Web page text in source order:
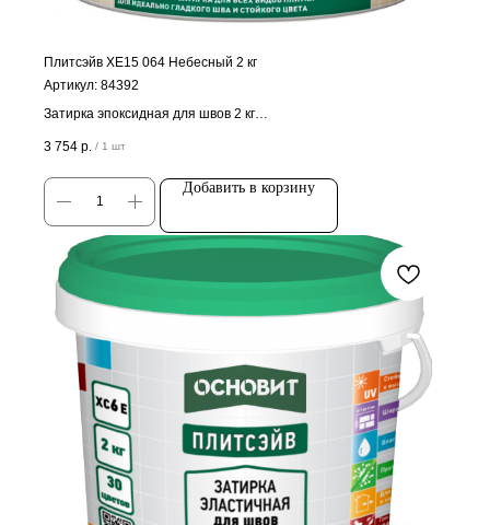
Плитсэйв ХЕ15 064 Небесный 2 кг
Артикул: 84392
Затирка эпоксидная для швов 2 кг
Цена за штуку
3 754 р. / 1 шт
Добавить в корзину